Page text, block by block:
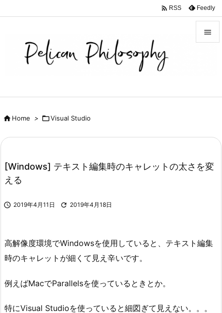

次へ
検索
 RSS Feedly
Home > Visual Studio
[Windows] テキスト編集時のキャレットの太さを変
える
 2019年4月11日  2019年4月18日
高解像度環境でWindowsを使用していると、テキスト編集
時のキャレットが細くて見え辛いです。
例えばMacでParallelsを使っているときとか。
特にVisual Studioを使っていると細図ぎて見えない。。。